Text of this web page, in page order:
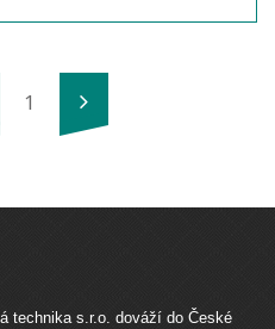
1
technika s.r.o. dováží do České